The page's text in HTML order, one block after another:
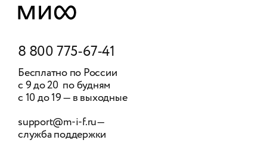
8 800 775-67-41
Бесплатно по России
с 9 до 20 по будням
с 10 до 19 — в выходные
support@m-i-f.ru—
служба поддержки